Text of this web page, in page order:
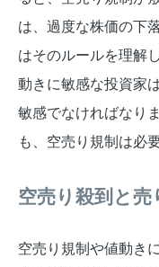
は、過度な株価の下
はそのルールを理解
動きに敏感な投資家
敏感でなければなり
も、空売り規制は必
空売り殺到と売
空売り規制や値動き